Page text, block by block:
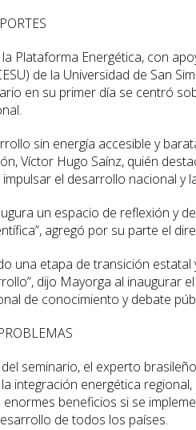
Plataforma Energética, con
de la Universidad de San
en su primer día se centró
sin energía accesible y
Víctor Hugo Saínz, quién
el desarrollo nacional y
un espacio de reflexión y
agregó por su parte el
una etapa de transición
dijo Mayorga al inaugurar
de conocimiento y debate
seminario, el experto
integración energética
beneficios si se
de todos los países.